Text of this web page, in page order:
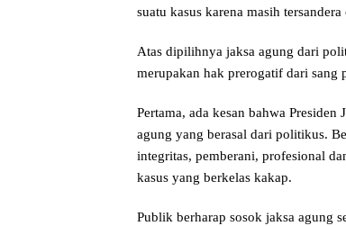
suatu kasus karena masih
Atas dipilihnya jaksa agung dari
merupakan hak prerogatif dari sang
Pertama, ada kesan bahwa
agung yang berasal dari politikus.
integritas, pemberani, profesional
kasus yang berkelas kakap.
Publik berharap sosok jaksa agung